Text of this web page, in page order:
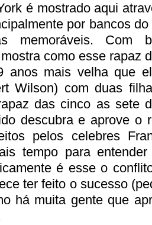
é mostrado aqui
por bancos
memoráveis.
como esse rapaz
anos mais velha que
Wilson) com duas
das cinco as sete
descubra e aprove o
pelos celebres
tempo para
é esse o
ter feito o sucesso
há muita gente que